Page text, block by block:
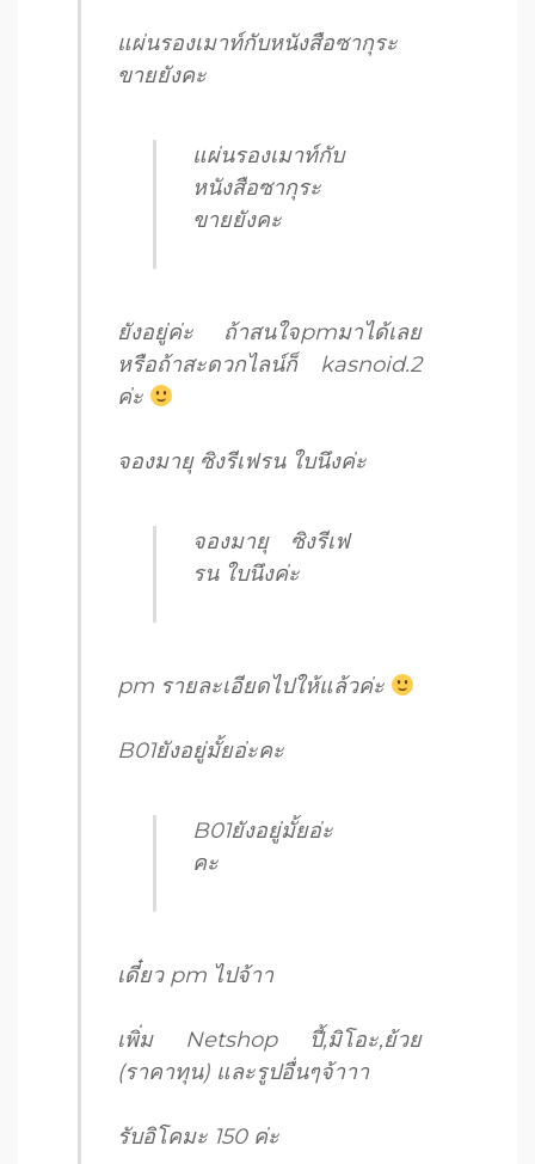
แผ่นรองเมาท์กับหนังสือซากุระ
ขายยังคะ
แผ่นรองเมาท์กับ
หนังสือซากุระ
ขายยังคะ
ยังอยู่ค่ะ ถ้าสนใจpmมาได้เลย
หรือถ้าสะดวกไลน์ก็ kasnoid.2
ค่ะ
จองมายุ ซิงรีเฟรน ใบนึงค่ะ
จองมายุ ซิงรีเฟ
รน ใบนึงค่ะ
pm รายละเอียดไปให้แล้วค่ะ
B01ยังอยู่มั้ยอ่ะคะ
B01ยังอยู่มั้ยอ่ะ
คะ
เดี๋ยว pm ไปจ้าา
เพิ่ม Netshop ปี้,มิโอะ,ย้วย
(ราคาทุน) และรูปอื่นๆจ้าาา
รับอิโคมะ 150 ค่ะ